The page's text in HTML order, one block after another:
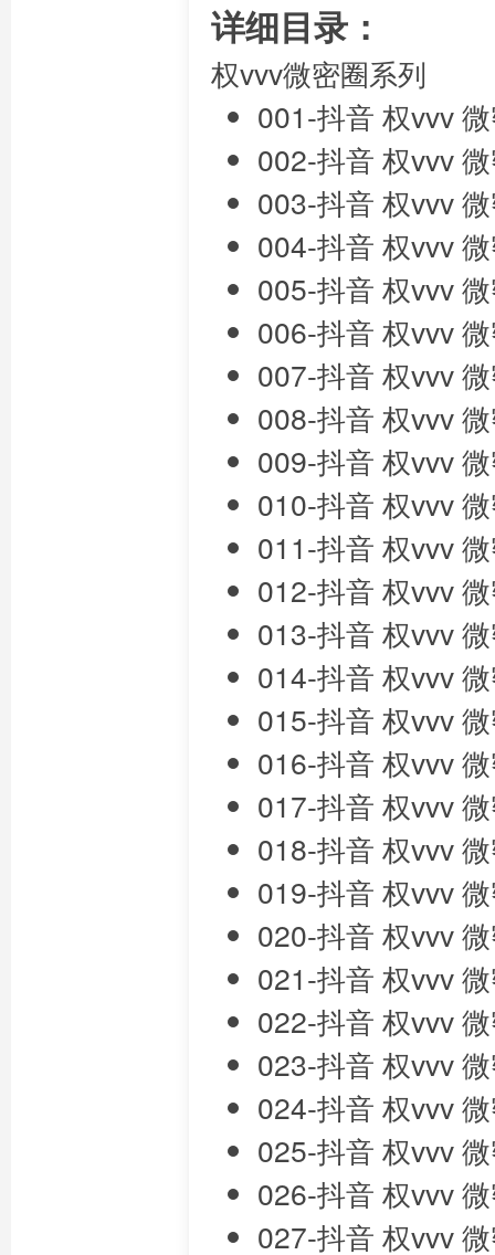
详细目录：
权vvv微密圈系列
001-抖音 权vvv
002-抖音 权vvv
003-抖音 权vvv
004-抖音 权vvv
005-抖音 权vvv
006-抖音 权vvv
007-抖音 权vvv
008-抖音 权vvv
009-抖音 权vvv
010-抖音 权vvv
011-抖音 权vvv
012-抖音 权vvv
013-抖音 权vvv
014-抖音 权vvv
015-抖音 权vvv
016-抖音 权vvv
017-抖音 权vvv
018-抖音 权vvv
019-抖音 权vvv
020-抖音 权vvv
021-抖音 权vvv
022-抖音 权vvv
023-抖音 权vvv
024-抖音 权vvv
025-抖音 权vvv
026-抖音 权vvv
027-抖音 权vvv